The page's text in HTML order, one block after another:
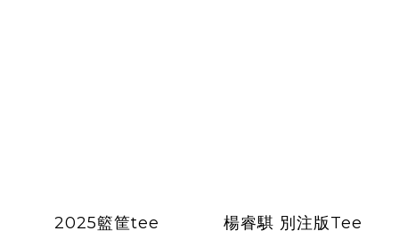
2025籃筐tee 楊睿騏 別注版Tee